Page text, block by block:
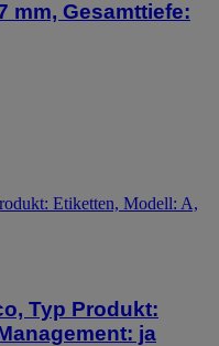
mm, Gesamttiefe:
Typ Produkt:
ja